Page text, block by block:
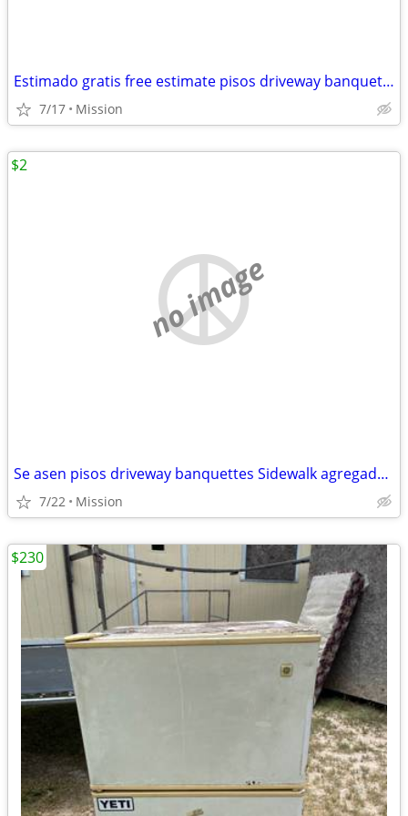
Estimado gratis free estimate pisos driveway banquettes Sidewalk agregado escalo
7/17 Mission
no image
Se asen pisos driveway banquettes Sidewalk agregado escalones patios foundation
7/22 Mission
$2
$230